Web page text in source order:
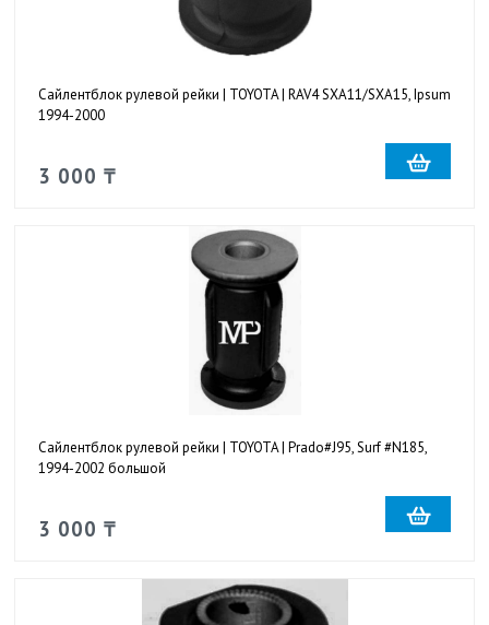
Сайлентблок рулевой рейки | TOYOTA | RAV4 SXA11/SXA15, Ipsum
1994-2000
3 000 ₸
Сайлентблок рулевой рейки | TOYOTA | Prado#J95, Surf #N185,
1994-2002 большой
3 000 ₸